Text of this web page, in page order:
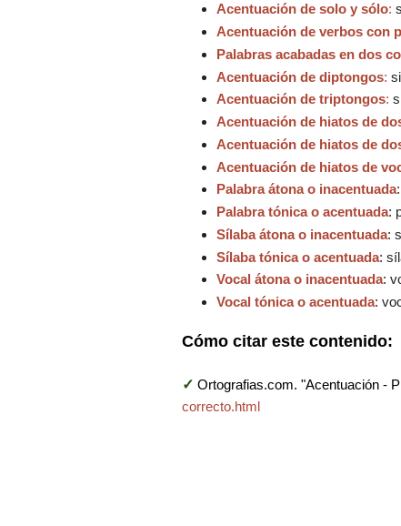
Acentuación de solo y sólo:
Acentuación de verbos con
Palabras acabadas en dos
Acentuación de diptongos:
Acentuación de triptongos:
Acentuación de hiatos de
Acentuación de hiatos de
Acentuación de hiatos de
Palabra átona o inacentuada
Palabra tónica o acentuada:
Sílaba átona o inacentuada:
Sílaba tónica o acentuada:
Vocal átona o inacentuada:
Vocal tónica o acentuada:
Cómo citar este contenido:
✓ Ortografias.com. "Acentuación -
correcto.html